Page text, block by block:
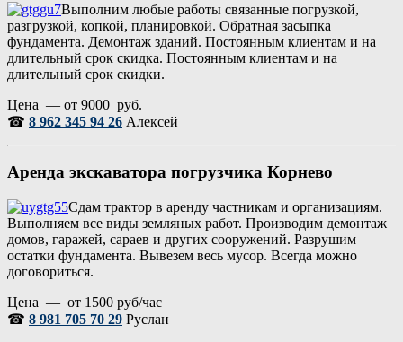
Выполним любые работы связанные погрузкой,
разгрузкой, копкой, планировкой. Обратная засыпка
фундамента. Демонтаж зданий. Постоянным клиентам и на
длительный срок скидка. Постоянным клиентам и на
длительный срок скидки.
Цена — от 9000 руб.
☎ 8 962 345 94 26 Алексей
Аренда экскаватора погрузчика Корнево
Сдам трактор в аренду частникам и организациям.
Выполняем все виды земляных работ. Производим демонтаж
домов, гаражей, сараев и других сооружений. Разрушим
остатки фундамента. Вывезем весь мусор. Всегда можно
договориться.
Цена — от 1500 руб/час
☎ 8 981 705 70 29 Руслан